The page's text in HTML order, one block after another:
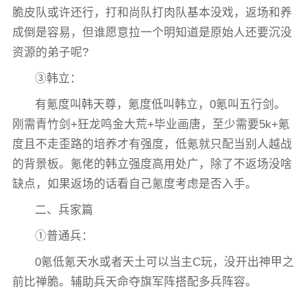
脆皮队或许还行，打和尚队打肉队基本没戏，返场和养
成倒是容易，但谁愿意拉一个明知道是原始人还要沉没
资源的弟子呢?
③韩立：
有氪度叫韩天尊，氪度低叫韩立，0氪叫五行剑。
刚需青竹剑+狂龙鸣金大荒+毕业画唐，至少需要5k+氪
度且不走歪路的培养才有强度，低氪就只配当别人越战
的背景板。氪佬的韩立强度高用处广，除了不返场没啥
缺点，如果返场的话看自己氪度考虑是否入手。
二、兵家篇
①普通兵：
0氪低氪天水或者天土可以当主C玩，没开出神甲之
前比禅脆。辅助兵天命夺旗军阵搭配多兵阵容。